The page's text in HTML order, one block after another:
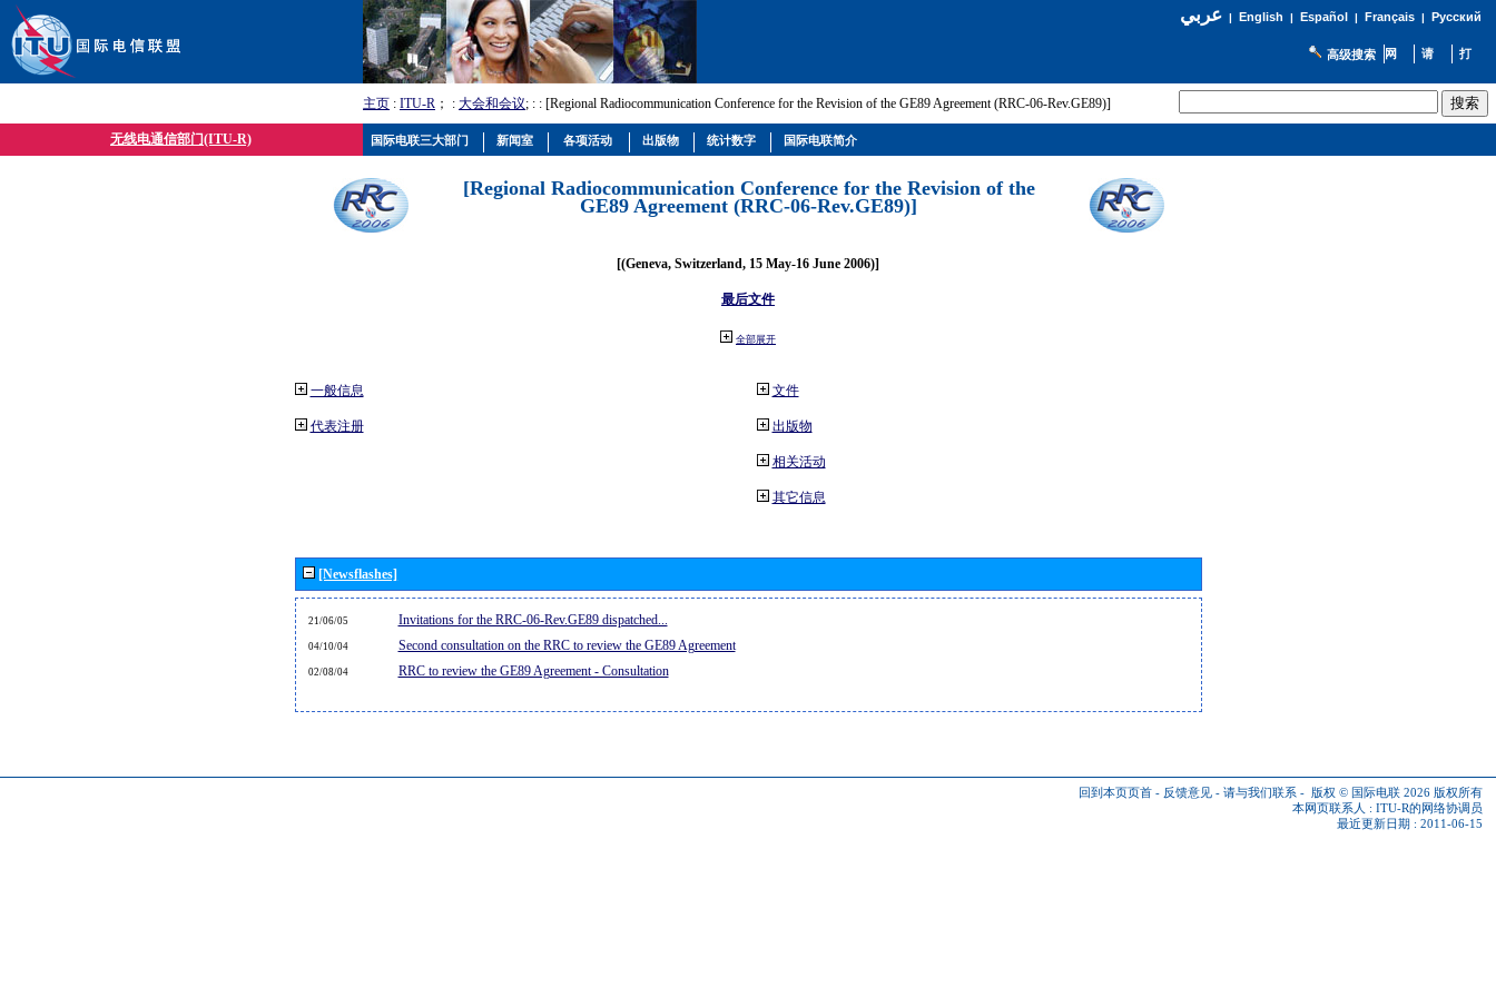
عربي| English | Español | Français| Русский
高级搜索
主页 : ITU-R ； : 大会和会议; : : [Regional Radiocommunication Conference for the Revision of the GE89 Agreement (RRC-06-Rev.GE89)]
无线电通信部门(ITU-R)
[Regional Radiocommunication Conference for the Revision of the
GE89 Agreement (RRC-06-Rev.GE89)]
[(Geneva, Switzerland, 15 May-16 June 2006)]
最后文件
全部展开
一般信息
代表注册
文件
出版物
相关活动
其它信息
[Newsflashes]
21/06/05 Invitations for the RRC-06-Rev.GE89 dispatched...
04/10/04 Second consultation on the RRC to review the GE89 Agreement
02/08/04 RRC to review the GE89 Agreement - Consultation
回到本页页首 - 反馈意见 - 请与我们联系 - 版权 © 国际电联 2026 版权所有
本网页联系人 : ITU-R的网络协调员
最近更新日期 : 2011-06-15
国际电联三大部门 新闻室 各项活动 出版物 统计数字 国际电联简介